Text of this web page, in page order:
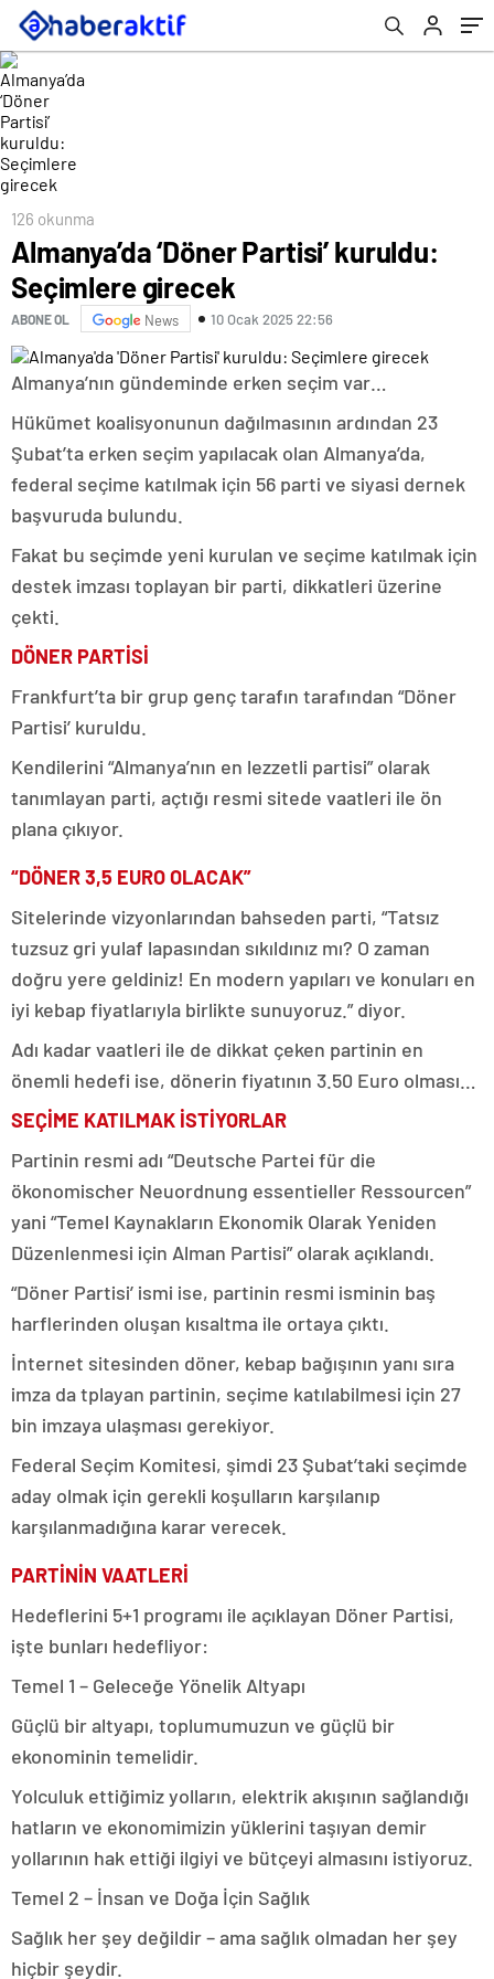
126 okunma
Almanya’da ‘Döner Partisi’ kuruldu:
Seçimlere girecek
ABONE OL News 10 Ocak 2025 22:56
Almanya’nın gündeminde erken seçim var…
Hükümet koalisyonunun dağılmasının ardından 23
Şubat’ta erken seçim yapılacak olan Almanya’da,
federal seçime katılmak için 56 parti ve siyasi dernek
başvuruda bulundu.
Fakat bu seçimde yeni kurulan ve seçime katılmak için
destek imzası toplayan bir parti, dikkatleri üzerine
çekti.
DÖNER PARTİSİ
Frankfurt’ta bir grup genç tarafın tarafından “Döner
Partisi’ kuruldu.
Kendilerini “Almanya’nın en lezzetli partisi” olarak
tanımlayan parti, açtığı resmi sitede vaatleri ile ön
plana çıkıyor.
“DÖNER 3,5 EURO OLACAK”
Sitelerinde vizyonlarından bahseden parti, “Tatsız
tuzsuz gri yulaf lapasından sıkıldınız mı? O zaman
doğru yere geldiniz! En modern yapıları ve konuları en
iyi kebap fiyatlarıyla birlikte sunuyoruz.” diyor.
Adı kadar vaatleri ile de dikkat çeken partinin en
önemli hedefi ise, dönerin fiyatının 3.50 Euro olması…
SEÇİME KATILMAK İSTİYORLAR
Partinin resmi adı “Deutsche Partei für die
ökonomischer Neuordnung essentieller Ressourcen”
yani “Temel Kaynakların Ekonomik Olarak Yeniden
Düzenlenmesi için Alman Partisi” olarak açıklandı.
“Döner Partisi’ ismi ise, partinin resmi isminin baş
harflerinden oluşan kısaltma ile ortaya çıktı.
İnternet sitesinden döner, kebap bağışının yanı sıra
imza da tplayan partinin, seçime katılabilmesi için 27
bin imzaya ulaşması gerekiyor.
Federal Seçim Komitesi, şimdi 23 Şubat’taki seçimde
aday olmak için gerekli koşulların karşılanıp
karşılanmadığına karar verecek.
PARTİNİN VAATLERİ
Hedeflerini 5+1 programı ile açıklayan Döner Partisi,
işte bunları hedefliyor:
Temel 1 – Geleceğe Yönelik Altyapı
Güçlü bir altyapı, toplumumuzun ve güçlü bir
ekonominin temelidir.
Yolculuk ettiğimiz yolların, elektrik akışının sağlandığı
hatların ve ekonomimizin yüklerini taşıyan demir
yollarının hak ettiği ilgiyi ve bütçeyi almasını istiyoruz.
Temel 2 – İnsan ve Doğa İçin Sağlık
Sağlık her şey değildir – ama sağlık olmadan her şey
hiçbir şeydir.